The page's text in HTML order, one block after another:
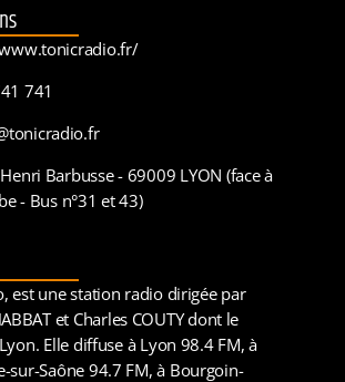
741
Barbusse - 69009 LYON (face à
- Bus n°31 et 43)
est une station radio dirigée par
et Charles COUTY dont le
Elle diffuse à Lyon 98.4 FM, à
sur-Saône 94.7 FM, à Bourgoin-